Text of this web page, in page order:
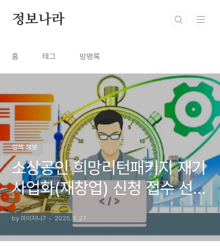
정보나라
홈 태그 방명록
정책 정보
소상공인 희망리턴패키지 재기
사업화(재창업) 신청 접수 선정
지원금 총정리
by 마이지니7 2025. 1. 27.